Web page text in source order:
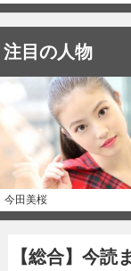
注目の人物
今田美桜
【総合】今読